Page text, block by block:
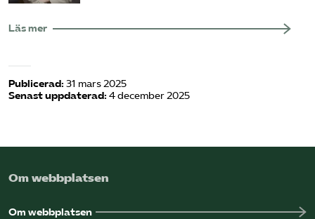
Läs mer
Publicerad: 31 mars 2025
Senast uppdaterad: 4 december 2025
Om webbplatsen
Om webbplatsen